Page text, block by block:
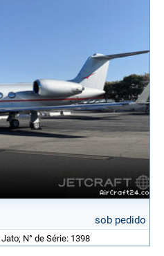
sob pedido
N° de Série: 1398